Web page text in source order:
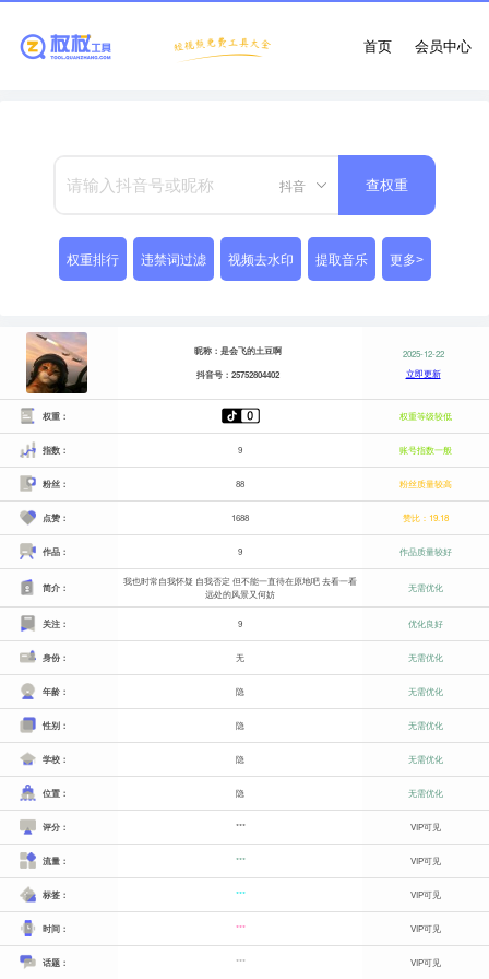
会员中心
首页
抖音 查权重
权重排行 违禁词过滤 视频去水印 提取音乐 更多>
昵称：是会飞的土豆啊
抖音号：25752804402
2025-12-22
立即更新
权重： 权重等级较低
指数： 9 账号指数一般
粉丝： 88 粉丝质量较高
点赞： 1688 赞比：19.18
作品： 9 作品质量较好
简介：
我也时常自我怀疑 自我否定 但不能一直待在原地吧 去看一看
远处的风景又何妨
无需优化
关注： 9 优化良好
身份： 无 无需优化
年龄： 隐 无需优化
性别： 隐 无需优化
学校： 隐 无需优化
位置： 隐 无需优化
评分： *** VIP可见
流量： *** VIP可见
标签： *** VIP可见
时间： *** VIP可见
话题： *** VIP可见